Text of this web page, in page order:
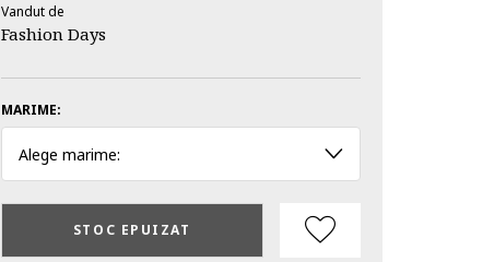
Vandut de
Fashion Days
MARIME:
Alege marime:
STOC EPUIZAT